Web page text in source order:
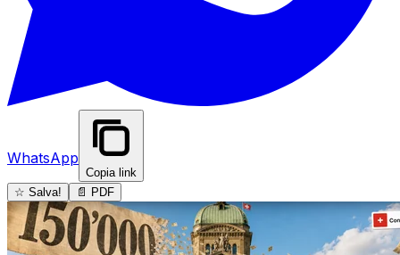
WhatsApp
Copia link
☆ Salva!
📄 PDF